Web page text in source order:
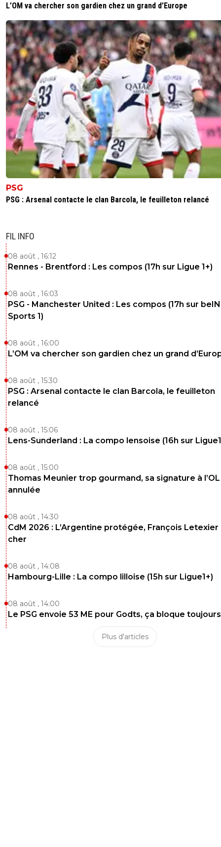
L’OM va chercher son gardien chez un grand d’Europe
PSG
PSG : Arsenal contacte le clan Barcola, le feuilleton relancé
FIL INFO
08 août , 16:12
Rennes - Brentford : Les compos (17h sur Ligue 1+)
08 août , 16:03
PSG - Manchester United : Les compos (17h sur beIN
Sports 1)
08 août , 16:00
L’OM va chercher son gardien chez un grand
08 août , 15:30
PSG : Arsenal contacte le clan Barcola, le feuilleton
relancé
08 août , 15:06
Lens-Sunderland : La compo lensoise (16h sur
08 août , 15:00
Thomas Meunier trop gourmand, sa signature à l’OL
annulée
08 août , 14:30
CdM 2026 : L’Argentine protégée, François Letexier
cher
08 août , 14:08
Hambourg-Lille : La compo lilloise (15h sur Ligue1+)
08 août , 14:00
Le PSG envoie 53 ME pour Godts, ça bloque toujours
Plus d'articles